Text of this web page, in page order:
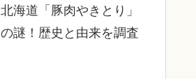
北海道「豚肉やきとり」
の謎！歴史と由来を調査